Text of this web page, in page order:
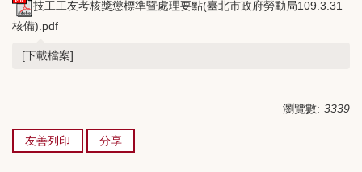
技工工友考核獎懲標準暨處理要點(臺北市政府勞動局109.3.31
核備).pdf
[下載檔案]
瀏覽數: 3339
友善列印 分享